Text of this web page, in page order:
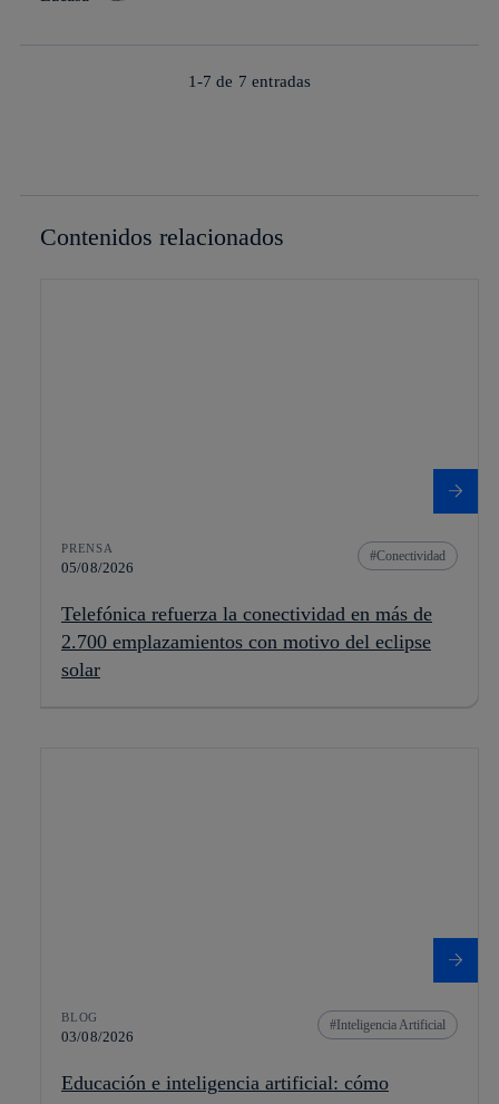
1-7 de 7 entradas
Contenidos relacionados
PRENSA
05/08/2026
Conectividad
Telefónica refuerza la conectividad en más de
2.700 emplazamientos con motivo del eclipse
solar
BLOG
03/08/2026
Inteligencia Artificial
Educación e inteligencia artificial: cómo